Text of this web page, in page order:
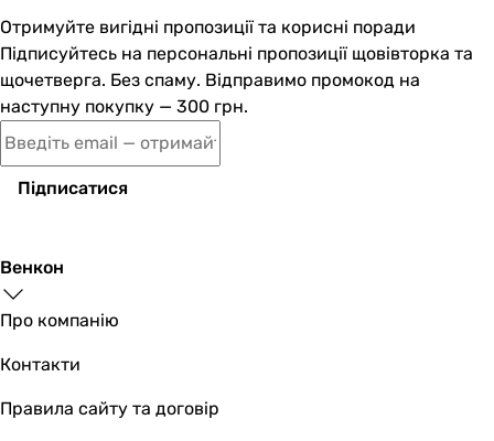
Отримуйте вигідні пропозиції та корисні поради
Підписуйтесь на персональні пропозиції щовівторка та
щочетверга. Без спаму. Відправимо промокод на
наступну покупку — 300 грн.
Підписатися
Венкон
Про компанію
Контакти
Правила сайту та договір